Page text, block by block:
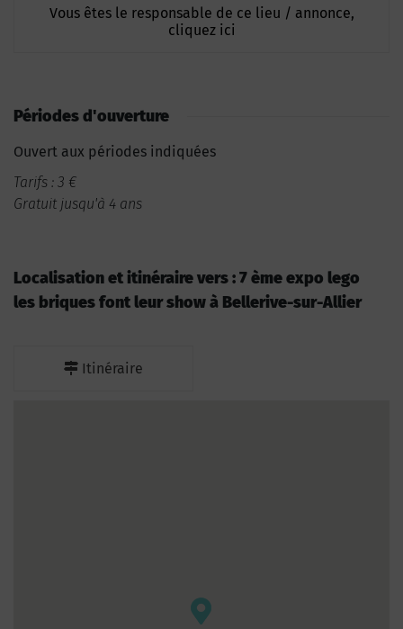
Vous êtes le responsable de ce lieu / annonce,
cliquez ici
Périodes d'ouverture
Ouvert aux périodes indiquées
Tarifs : 3 €
Gratuit jusqu'à 4 ans
Localisation et itinéraire vers : 7 ème expo lego
les briques font leur show à Bellerive-sur-Allier
Itinéraire